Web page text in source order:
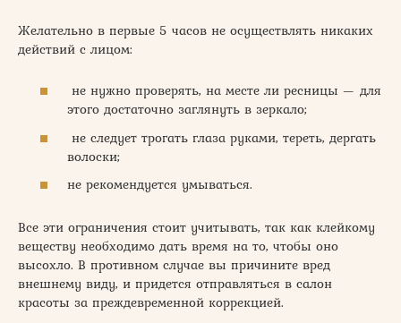
Желательно в первые 5 часов не осуществлять никаких
действий с лицом:
не нужно проверять, на месте ли ресницы — для
этого достаточно заглянуть в зеркало;
не следует трогать глаза руками, тереть, дергать
волоски;
не рекомендуется умываться.
Все эти ограничения стоит учитывать, так как клейкому
веществу необходимо дать время на то, чтобы оно
высохло. В противном случае вы причините вред
внешнему виду, и придется отправляться в салон
красоты за преждевременной коррекцией.